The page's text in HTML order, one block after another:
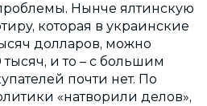
Нынче ялтинскую
которая в украинские
долларов, можно
тысяч, и то – с большим
почти нет. По
«натворили делов»,